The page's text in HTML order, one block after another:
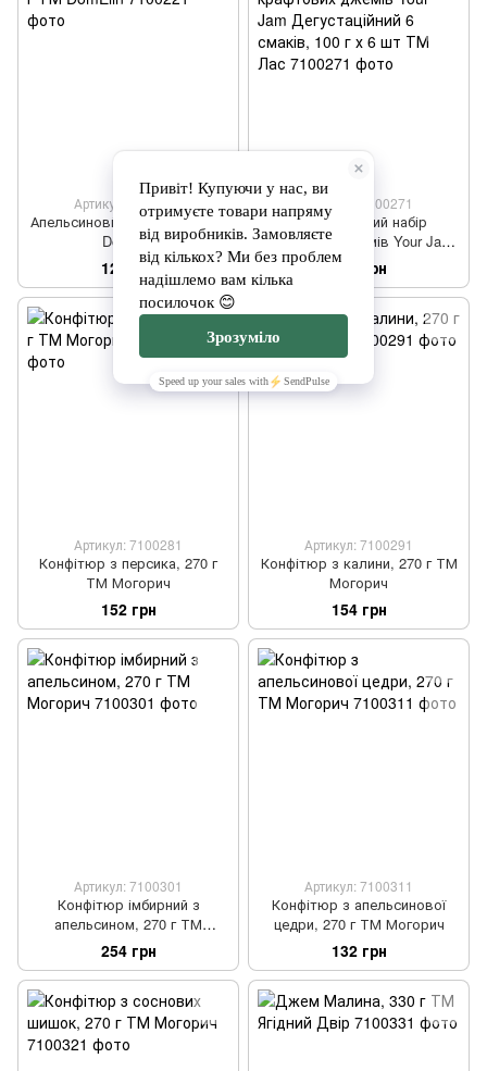
Артикул: 7100221
Апельсиновй джем, 200 г ТМ
DomElin
120 грн
Артикул: 7100271
Подарунковий набір
крафтових джемів Your Jam
Дегустаційний 6 смаків, 100 г
х 6 шт ТМ Лас
650 грн
Артикул: 7100281
Конфітюр з персика, 270 г
ТМ Могорич
152 грн
Артикул: 7100291
Конфітюр з калини, 270 г ТМ
Могорич
154 грн
Артикул: 7100301
Конфітюр імбирний з
апельсином, 270 г ТМ
Могорич
254 грн
Артикул: 7100311
Конфітюр з апельсинової
цедри, 270 г ТМ Могорич
132 грн